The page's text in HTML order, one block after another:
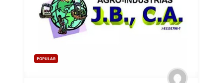
POPULAR